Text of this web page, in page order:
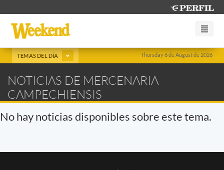
Thursday 6 de August de 2026
TEMAS DEL DÍA
NOTICIAS DE MERCENARIA
CAMPECHIENSIS
No hay noticias disponibles sobre este tema.